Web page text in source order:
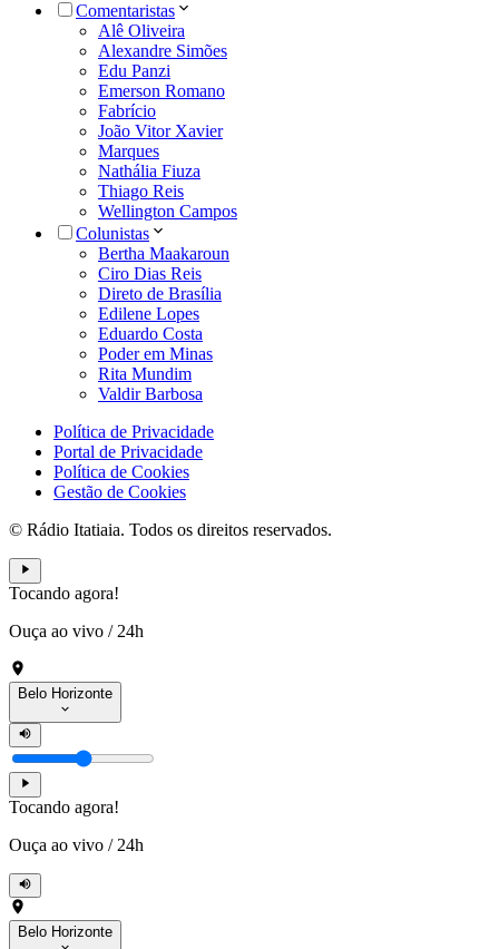
Comentaristas
Alê Oliveira
Alexandre Simões
Edu Panzi
Emerson Romano
Fabrício
João Vitor Xavier
Marques
Nathália Fiuza
Thiago Reis
Wellington Campos
Colunistas
Bertha Maakaroun
Ciro Dias Reis
Direto de Brasília
Edilene Lopes
Eduardo Costa
Poder em Minas
Rita Mundim
Valdir Barbosa
Política de Privacidade
Portal de Privacidade
Política de Cookies
Gestão de Cookies
© Rádio Itatiaia. Todos os direitos reservados.
Tocando agora!
Ouça ao vivo / 24h
Belo Horizonte
Tocando agora!
Ouça ao vivo / 24h
Belo Horizonte